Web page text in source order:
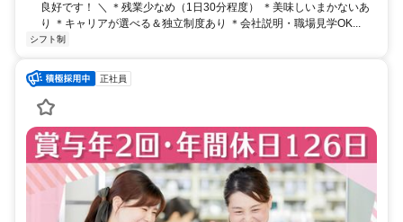
良好です！ ＼ ＊残業少なめ（1日30分程度） ＊美味しいまかないあ
り ＊キャリアが選べる＆独立制度あり ＊会社説明・職場見学OK...
シフト制
正社員